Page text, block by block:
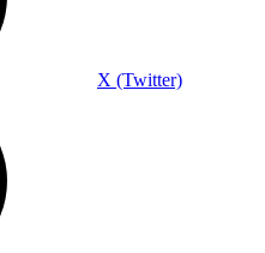
X (Twitter)